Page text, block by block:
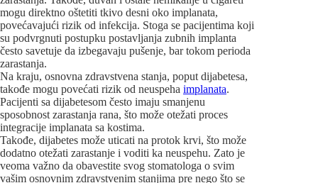
mogu direktno oštetiti tkivo desni oko implanata,
povećavajući rizik od infekcija. Stoga se pacijentima koji
su podvrgnuti postupku postavljanja zubnih implanta
često savetuje da izbegavaju pušenje, bar tokom perioda
zarastanja.
Na kraju, osnovna zdravstvena stanja, poput dijabetesa,
takođe mogu povećati rizik od neuspeha implanata.
Pacijenti sa dijabetesom često imaju smanjenu
sposobnost zarastanja rana, što može otežati proces
integracije implanata sa kostima.
Takođe, dijabetes može uticati na protok krvi, što može
dodatno otežati zarastanje i voditi ka neuspehu. Zato je
veoma važno da obavestite svog stomatologa o svim
vašim osnovnim zdravstvenim stanjima pre nego što se